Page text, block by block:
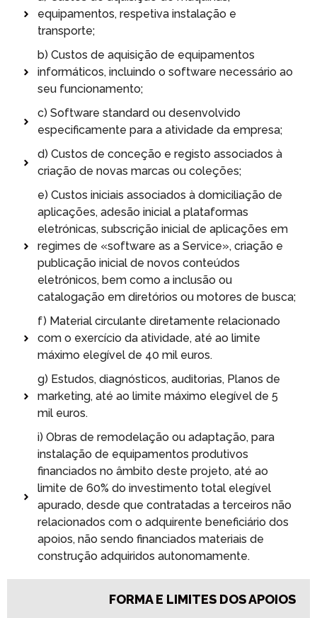
equipamentos, respetiva instalação e
transporte;
b) Custos de aquisição de equipamentos
informáticos, incluindo o software necessário ao
seu funcionamento;
c) Software standard ou desenvolvido
especificamente para a atividade da empresa;
d) Custos de conceção e registo associados à
criação de novas marcas ou coleções;
e) Custos iniciais associados à domiciliação de
aplicações, adesão inicial a plataformas
eletrónicas, subscrição inicial de aplicações em
regimes de «software as a Service», criação e
publicação inicial de novos conteúdos
eletrónicos, bem como a inclusão ou
catalogação em diretórios ou motores de busca;
f) Material circulante diretamente relacionado
com o exercício da atividade, até ao limite
máximo elegível de 40 mil euros.
g) Estudos, diagnósticos, auditorias, Planos de
marketing, até ao limite máximo elegível de 5
mil euros.
i) Obras de remodelação ou adaptação, para
instalação de equipamentos produtivos
financiados no âmbito deste projeto, até ao
limite de 60% do investimento total elegível
apurado, desde que contratadas a terceiros não
relacionados com o adquirente beneficiário dos
apoios, não sendo financiados materiais de
construção adquiridos autonomamente.
FORMA E LIMITES DOS APOIOS